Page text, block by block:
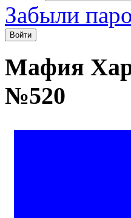
Забыли
Мафия
№520